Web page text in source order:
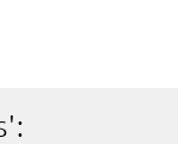
':